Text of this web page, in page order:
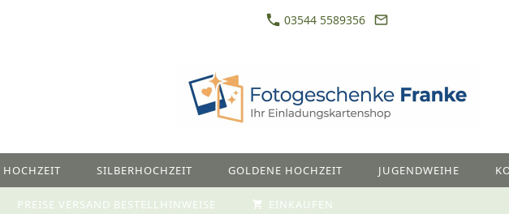
03544 5589356
HOCHZEIT SILBERHOCHZEIT GOLDENE HOCHZEIT JUGENDWEIHE
PREISE VERSAND BESTELLHINWEISE EINKAUFEN